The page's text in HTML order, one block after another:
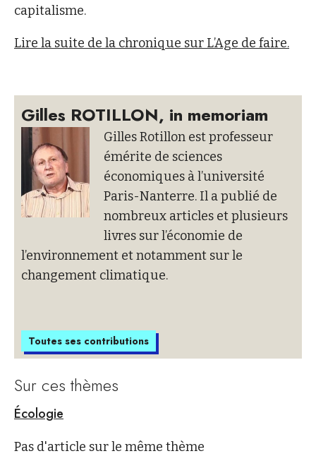
capitalisme.
Lire la suite de la chronique sur L’Age de faire.
Gilles ROTILLON, in memoriam
Gilles Rotillon est professeur
émérite de sciences
économiques à l’université
Paris-Nanterre. Il a publié de
nombreux articles et plusieurs
livres sur l’économie de
l’environnement et notamment sur le
changement climatique.
Toutes ses contributions
Sur ces thèmes
Écologie
Pas d'article sur le même thème